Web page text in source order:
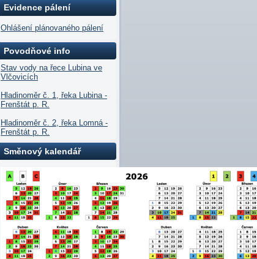
Evidence pálení
Ohlášení plánovaného pálení
Povodňové info
Stav vody na řece Lubina ve
Vlčovicích
Hladinoměr č. 1, řeka Lubina -
Frenštát p. R.
Hladinoměr č. 2, řeka Lomná -
Frenštát p. R.
Směnový kalendář